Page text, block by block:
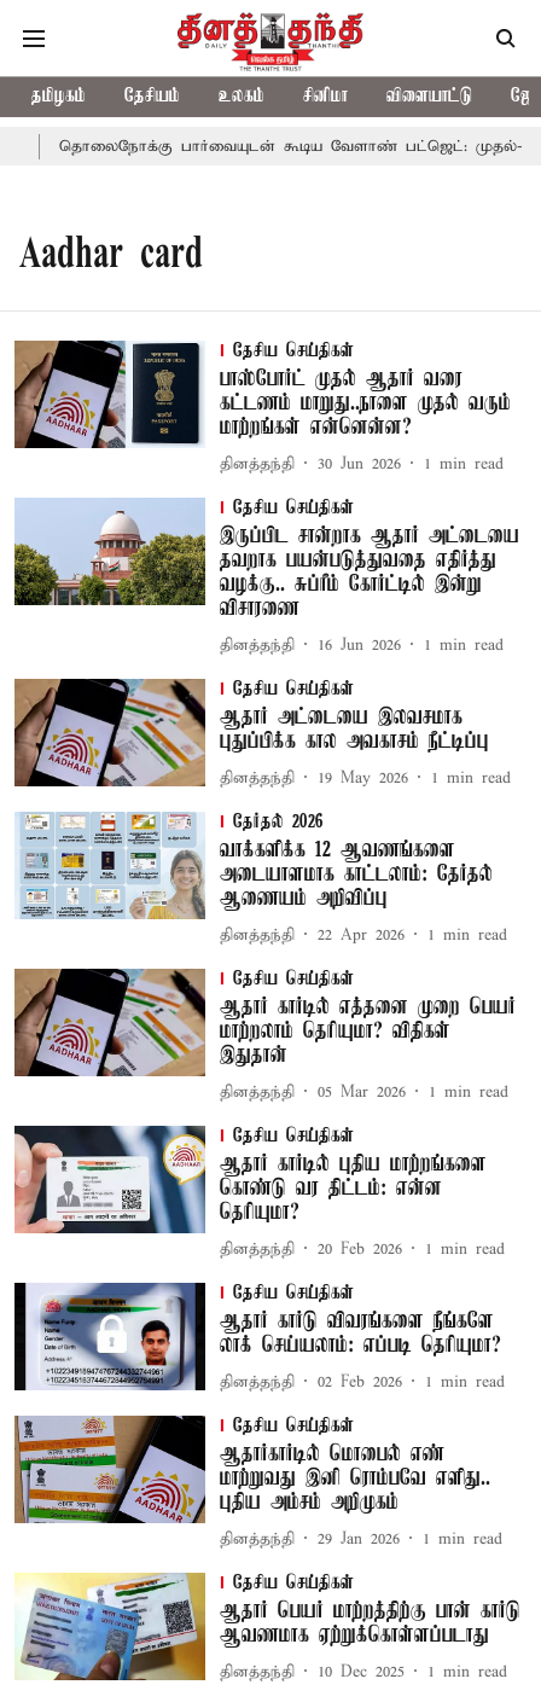
தமிழகம் தேசியம் உலகம் சினிமா விளையாட்டு
தொலைநோக்கு பார்வையுடன் கூடிய வேளாண் பட்ஜெட்: முதல்-
Aadhar card
தேசிய செய்திகள்
பாஸ்போர்ட் முதல் ஆதார் வரை
கட்டணம் மாறுது..நாளை முதல் வரும்
மாற்றங்கள் என்னென்ன?
தினத்தந்தி 30 Jun 2026 1 min read
தேசிய செய்திகள்
இருப்பிட சான்றாக ஆதார் அட்டையை
தவறாக பயன்படுத்துவதை எதிர்த்து
வழக்கு.. சுப்ரீம் கோர்ட்டில் இன்று
விசாரணை
தினத்தந்தி 16 Jun 2026 1 min read
தேசிய செய்திகள்
ஆதார் அட்டையை இலவசமாக
புதுப்பிக்க கால அவகாசம் நீட்டிப்பு
தினத்தந்தி 19 May 2026 1 min read
தேர்தல் 2026
வாக்களிக்க 12 ஆவணங்களை
அடையாளமாக காட்டலாம்: தேர்தல்
ஆணையம் அறிவிப்பு
தினத்தந்தி 22 Apr 2026 1 min read
தேசிய செய்திகள்
ஆதார் கார்டில் எத்தனை முறை பெயர்
மாற்றலாம் தெரியுமா? விதிகள்
இதுதான்
தினத்தந்தி 05 Mar 2026 1 min read
தேசிய செய்திகள்
ஆதார் கார்டில் புதிய மாற்றங்களை
கொண்டு வர திட்டம்: என்ன
தெரியுமா?
தினத்தந்தி 20 Feb 2026 1 min read
தேசிய செய்திகள்
ஆதார் கார்டு விவரங்களை நீங்களே
லாக் செய்யலாம்: எப்படி தெரியுமா?
தினத்தந்தி 02 Feb 2026 1 min read
தேசிய செய்திகள்
ஆதார்கார்டில் மொபைல் எண்
மாற்றுவது இனி ரொம்பவே எளிது..
புதிய அம்சம் அறிமுகம்
தினத்தந்தி 29 Jan 2026 1 min read
தேசிய செய்திகள்
ஆதார் பெயர் மாற்றத்திற்கு பான் கார்டு
ஆவணமாக ஏற்றுக்கொள்ளப்படாது
தினத்தந்தி 10 Dec 2025 1 min read